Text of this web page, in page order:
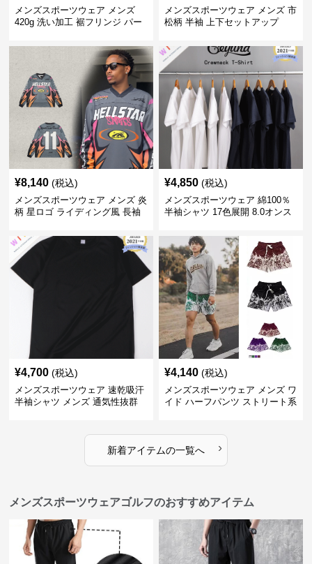
メンズスポーツウェア メンズ
420g 洗い加工 裾フリンジ パー
メンズスポーツウェア メンズ 市
松柄 半袖 上下セットアップ
¥8,140 (税込)
メンズスポーツウェア メンズ 炎
柄 星ロゴ ライディング風 長袖
¥4,850 (税込)
メンズスポーツウェア 綿100％
半袖シャツ 17色展開 8.0オンス
¥4,700 (税込)
メンズスポーツウェア 速乾吸汗
半袖シャツ メンズ 通気性抜群
¥4,140 (税込)
メンズスポーツウェア メンズ ワ
イド ハーフパンツ ストリート系
新着アイテムの一覧へ ›
メンズスポーツウェアゴルフのおすすめアイテム